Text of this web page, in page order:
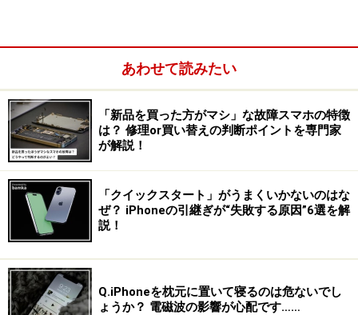
あわせて読みたい
「新品を買った方がマシ」な故障スマホの特徴
は？ 修理or買い替えの判断ポイントを専門家
が解説！
「クイックスタート」がうまくいかないのはな
ぜ？ iPhoneの引継ぎが“失敗する原因”6選を解
説！
Q.iPhoneを枕元に置いて寝るのは危ないでし
ょうか？ 電磁波の影響が心配です……